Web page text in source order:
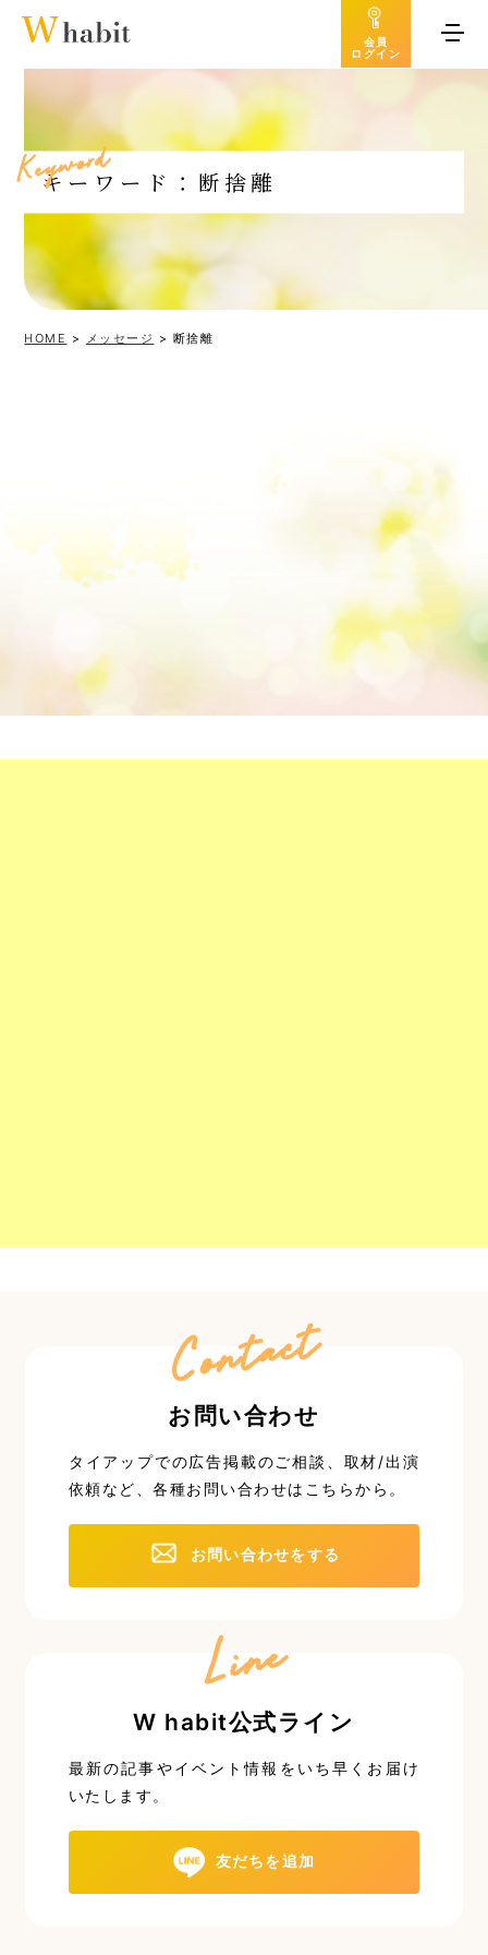
会員
ログイン
Keyword
キーワード：断捨離
HOME > メッセージ > 断捨離
お問い合わせ
Contact
タイアップでの広告掲載のご相談、取材/出演
依頼など、各種お問い合わせはこちらから。
お問い合わせをする
W habit公式ライン
Line
最新の記事やイベント情報を いち早くお届け
いたします。
友だちを追加